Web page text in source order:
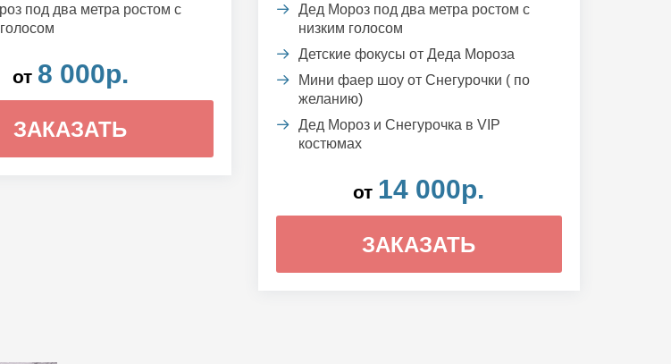
под два метра ростом с
от 8 000р.
ЗАКАЗАТЬ
Дед Мороз под два метра ростом с
низким голосом
Детские фокусы от Деда Мороза
Мини фаер шоу от Снегурочки ( по
желанию)
Дед Мороз и Снегурочка в VIP
костюмах
от 14 000р.
ЗАКАЗАТЬ